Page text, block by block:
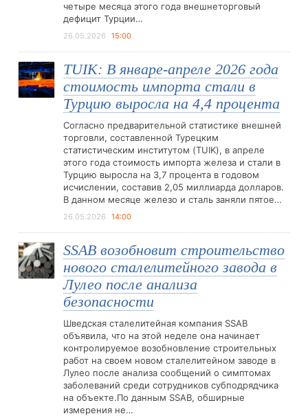
четыре месяца этого года внешнеторговый
дефицит Турции…
26.05.2026 15:00
TUIK: В январе-апреле 2026 года
стоимость импорта стали в
Турцию выросла на 4,4 процента
Согласно предварительной статистике внешней
торговли, составленной Турецким
статистическим институтом (TUIK), в апреле
этого года стоимость импорта железа и стали в
Турцию выросла на 3,7 процента в годовом
исчислении, составив 2,05 миллиарда долларов.
В данном месяце железо и сталь заняли пятое…
26.05.2026 14:00
SSAB возобновит строительство
нового сталелитейного завода в
Лулео после анализа
безопасности
Шведская сталелитейная компания SSAB
объявила, что на этой неделе она начинает
контролируемое возобновление строительных
работ на своем новом сталелитейном заводе в
Лулео после анализа сообщений о симптомах
заболеваний среди сотрудников субподрядчика
на объекте.По данным SSAB, обширные
измерения не…